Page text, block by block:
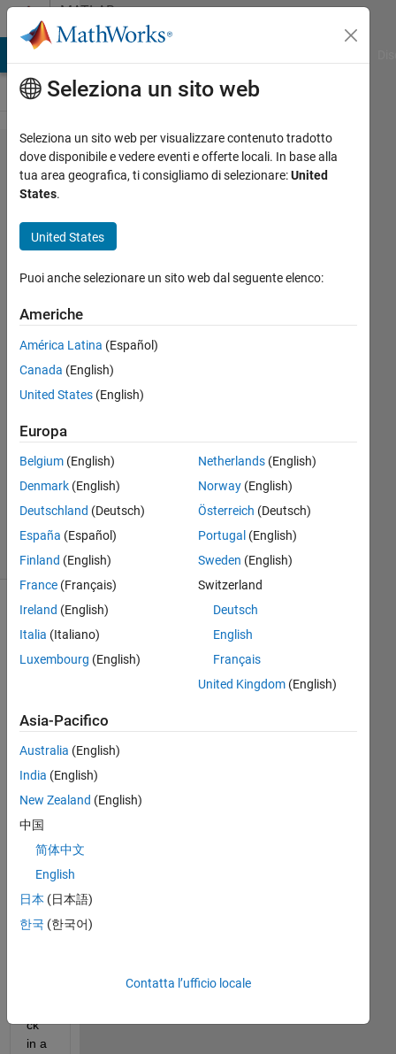
Vai al contenutoMATLAB
Answers
Closed
loop
Simulink
Autoware
Nupur
2024
1
Aggiornato
33
Visualizzazioni
(30 giorni)
Data.mat
Input_trajectory.txt
Output_Controller_Command.txt
Hell
ck
in a
Seleziona un sito web
Seleziona un sito web per visualizzare contenuto tradotto
dove disponibile e vedere eventi e offerte locali. In base alla
tua area geografica, ti consigliamo di selezionare:United
States.
United States
Puoi anche selezionare un sito web dal seguente elenco:
Americhe
América Latina (Español)
Canada (English)
United States (English)
Europa
Belgium (English)
Denmark (English)
Deutschland (Deutsch)
España (Español)
Finland (English)
France (Français)
Ireland (English)
Italia (Italiano)
Luxembourg (English)
Netherlands(English)
Norway(English)
Österreich (Deutsch)
Portugal (English)
Sweden (English)
Switzerland
Deutsch
English
Français
United Kingdom(English)
Asia-Pacifico
Australia (English)
India (English)
New Zealand (English)
中国
简体中文
English
日本 (日本語)
한국 (한국어)
Contatta l’ufficio locale